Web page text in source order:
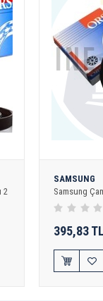
2
SAMSUNG
Samsung
395,83